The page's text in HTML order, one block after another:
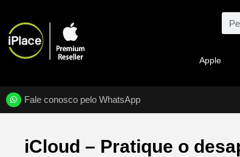
Apple
Fale conosco pelo WhatsApp
iCloud – Pratique o